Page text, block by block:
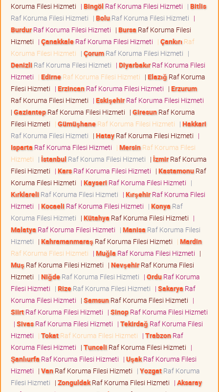
Koruma Filesi Hizmeti | Bingöl Raf Koruma Filesi Hizmeti | Bitlis
Raf Koruma Filesi Hizmeti | BoluRaf Koruma Filesi Hizmeti |
BurdurRaf Koruma Filesi Hizmeti | Bursa Raf Koruma Filesi
Hizmeti | ÇanakkaleRaf Koruma Filesi Hizmeti | Çankırı Raf
Koruma Filesi Hizmeti | ÇorumRaf Koruma Filesi Hizmeti |
Denizli Raf Koruma Filesi Hizmeti | DiyarbakırRaf Koruma Filesi
Hizmeti | EdirneRaf Koruma Filesi Hizmeti | Elazığ Raf Koruma
Filesi Hizmeti | ErzincanRaf Koruma Filesi Hizmeti | Erzurum
Raf Koruma Filesi Hizmeti | EskişehirRaf Koruma Filesi Hizmeti
| GaziantepRaf Koruma Filesi Hizmeti | GiresunRaf Koruma
Filesi Hizmeti | GümüşhaneRaf Koruma Filesi Hizmeti | Hakkari
Raf Koruma Filesi Hizmeti | HatayRaf Koruma Filesi Hizmeti |
Isparta Raf Koruma Filesi Hizmeti | MersinRaf Koruma Filesi
Hizmeti | İstanbul Raf Koruma Filesi Hizmeti | İzmirRaf Koruma
Filesi Hizmeti | KarsRaf Koruma Filesi Hizmeti | KastamonuRaf
Koruma Filesi Hizmeti | Kayseri Raf Koruma Filesi Hizmeti |
Kırklareli Raf Koruma Filesi Hizmeti | KırşehirRaf Koruma Filesi
Hizmeti | Kocaeli Raf Koruma Filesi Hizmeti | Konya Raf
Koruma Filesi Hizmeti | Kütahya Raf Koruma Filesi Hizmeti |
Malatya Raf Koruma Filesi Hizmeti | Manisa Raf Koruma Filesi
Hizmeti | Kahramanmaraş Raf Koruma Filesi Hizmeti | Mardin
Raf Koruma Filesi Hizmeti | Muğla Raf Koruma Filesi Hizmeti |
Muş Raf Koruma Filesi Hizmeti | NevşehirRaf Koruma Filesi
Hizmeti | NiğdeRaf Koruma Filesi Hizmeti | OrduRaf Koruma
Filesi Hizmeti | RizeRaf Koruma Filesi Hizmeti | Sakarya Raf
Koruma Filesi Hizmeti | SamsunRaf Koruma Filesi Hizmeti |
SiirtRaf Koruma Filesi Hizmeti | SinopRaf Koruma Filesi Hizmeti
| SivasRaf Koruma Filesi Hizmeti | Tekirdağ Raf Koruma Filesi
Hizmeti | TokatRaf Koruma Filesi Hizmeti | TrabzonRaf
Koruma Filesi Hizmeti | Tunceli Raf Koruma Filesi Hizmeti |
Şanlıurfa Raf Koruma Filesi Hizmeti | UşakRaf Koruma Filesi
Hizmeti | VanRaf Koruma Filesi Hizmeti | YozgatRaf Koruma
Filesi Hizmeti | ZonguldakRaf Koruma Filesi Hizmeti | Aksaray